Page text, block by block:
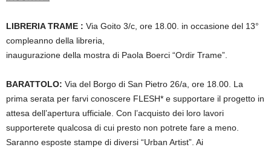
LIBRERIA TRAME : Via Goito 3/c, ore 18.00. in occasione del 13°
compleanno della libreria,
inaugurazione della mostra di Paola Boerci “Ordir Trame”.
BARATTOLO: Via del Borgo di San Pietro 26/a, ore 18.00. La
prima serata per farvi conoscere FLESH* e supportare il progetto in
attesa dell’apertura ufficiale. Con l’acquisto dei loro lavori
supporterete qualcosa di cui presto non potrete fare a meno.
Saranno esposte stampe di diversi “Urban Artist”. Ai